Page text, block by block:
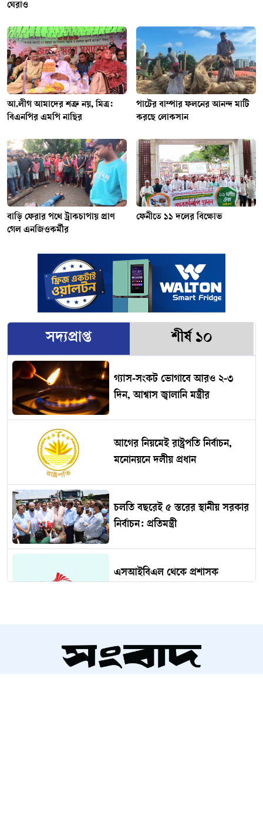
ঘেরাও
আ.লীগ আমাদের শত্রু নয়, মিত্র:
বিএনপির এমপি নাছির
পাটের বাম্পার ফলনের আনন্দ মাটি
করছে লোকসান
বাড়ি ফেরার পথে ট্রাকচাপায় প্রাণ
গেল এনজিওকর্মীর
ফেনীতে ১১ দলের বিক্ষোভ
সদ্যপ্রাপ্ত শীর্ষ ১০
গ্যাস-সংকট ভোগাবে আরও ২-৩
দিন, আশ্বাস জ্বালানি মন্ত্রীর
আগের নিয়মেই রাষ্ট্রপতি নির্বাচন,
মনোনয়নে দলীয় প্রধান
চলতি বছরেই ৫ স্তরের স্থানীয় সরকার
নির্বাচন: প্রতিমন্ত্রী
এসআইবিএল থেকে প্রশাসক
উদ্বোধন ১৬ আগস্ট